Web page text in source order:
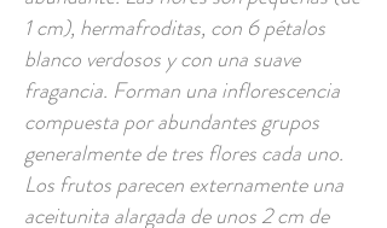
1 cm), hermafroditas, con 6 pétalos
blanco verdosos y con una suave
fragancia. Forman una inflorescencia
compuesta por abundantes grupos
generalmente de tres flores cada uno.
Los frutos parecen externamente una
aceitunita alargada de unos 2 cm de